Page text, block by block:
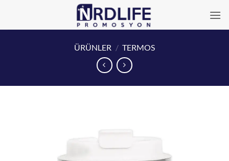
ÜRÜNLER / TERMOS